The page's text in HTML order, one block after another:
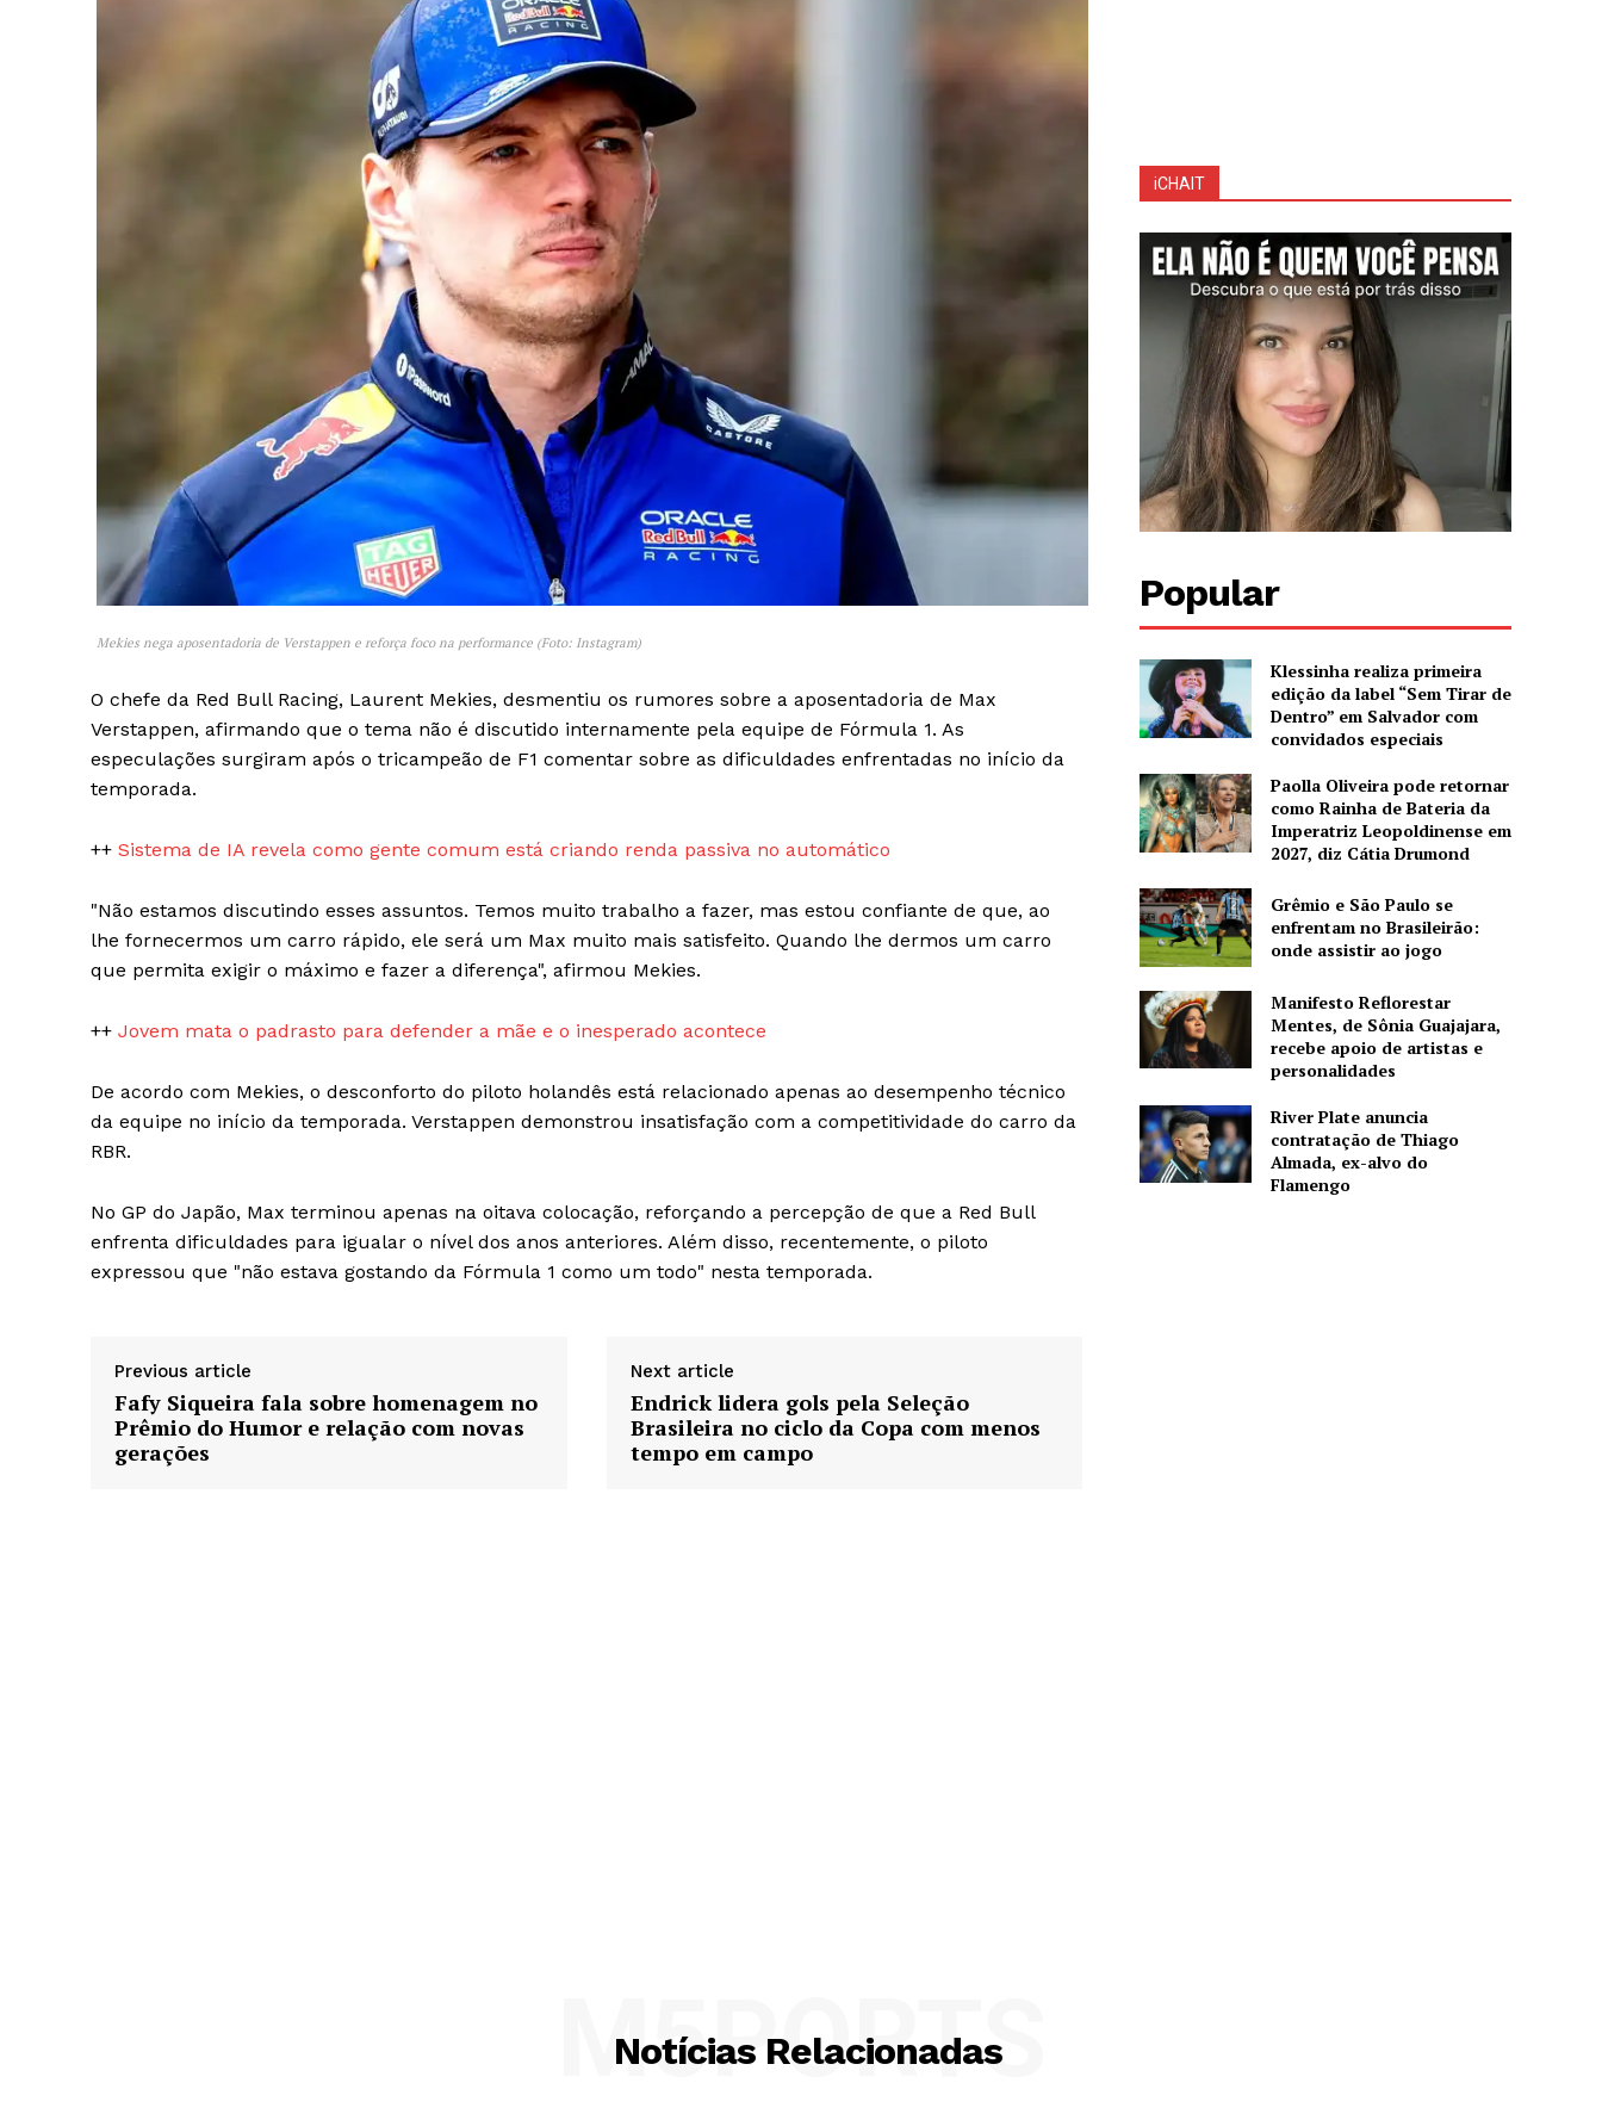
iCHAIT
Aprenda tudo sobre
Inteligência Artificial
SAIBA MAIS
Sobre Nós
Anuncie
Transparência Editorial
Termos de Serviços
Mekies nega aposentadoria de Verstappen e reforça foco na performance (Foto: Instagram)
O chefe da Red Bull Racing, Laurent Mekies, desmentiu os rumores sobre a aposentadoria de Max
Verstappen, afirmando que o tema não é discutido internamente pela equipe de Fórmula 1. As
especulações surgiram após o tricampeão de F1 comentar sobre as dificuldades enfrentadas no início da
temporada.
++ Sistema de IA revela como gente comum está criando renda passiva no automático
"Não estamos discutindo esses assuntos. Temos muito trabalho a fazer, mas estou confiante de que, ao
lhe fornecermos um carro rápido, ele será um Max muito mais satisfeito. Quando lhe dermos um carro
que permita exigir o máximo e fazer a diferença", afirmou Mekies.
++ Jovem mata o padrasto para defender a mãe e o inesperado acontece
De acordo com Mekies, o desconforto do piloto holandês está relacionado apenas ao desempenho técnico
da equipe no início da temporada. Verstappen demonstrou insatisfação com a competitividade do carro da
RBR.
No GP do Japão, Max terminou apenas na oitava colocação, reforçando a percepção de que a Red Bull
enfrenta dificuldades para igualar o nível dos anos anteriores. Além disso, recentemente, o piloto
expressou que "não estava gostando da Fórmula 1 como um todo" nesta temporada.
Previous article
Fafy Siqueira fala sobre homenagem no
Prêmio do Humor e relação com novas
gerações
Next article
Endrick lidera gols pela Seleção
Brasileira no ciclo da Copa com menos
tempo em campo
iCHAIT
Popular
Klessinha realiza primeira
edição da label “Sem Tirar de
Dentro” em Salvador com
convidados especiais
Paolla Oliveira pode retornar
como Rainha de Bateria da
Imperatriz Leopoldinense em
2027, diz Cátia Drumond
Grêmio e São Paulo se
enfrentam no Brasileirão:
onde assistir ao jogo
Manifesto Reflorestar
Mentes, de Sônia Guajajara,
recebe apoio de artistas e
personalidades
River Plate anuncia
contratação de Thiago
Almada, ex-alvo do
Flamengo
Notícias Relacionadas
M5PORTS